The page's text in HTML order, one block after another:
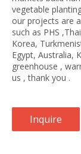
vegetable
our projects are
such as PHS
Korea,
Egypt, Australia,
greenhouse ,
us , thank you .
Inquire